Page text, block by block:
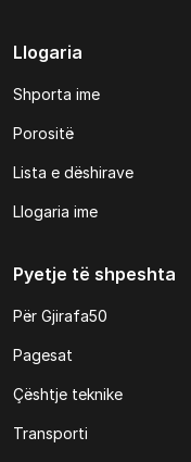
Llogaria
Shporta ime
Porositë
Lista e dëshirave
Llogaria ime
Pyetje të shpeshta
Për Gjirafa50
Pagesat
Çështje teknike
Transporti